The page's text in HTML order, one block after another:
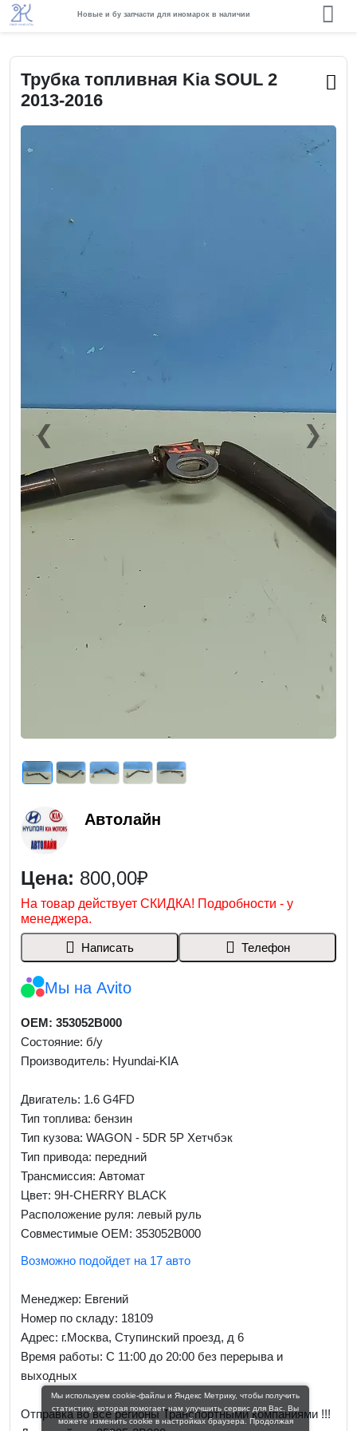
Новые и бу запчасти для иномарок в наличии
Трубка топливная Kia SOUL 2
2013-2016
❮Previous ❯
Next
Автолайн
Цена: 800,00₽
На товар действует СКИДКА! Подробности - у
менеджера.
Написать Телефон
Мы на Avito
OEM: 353052B000
Состояние: б/у
Производитель: Hyundai-KIA
Двигатель: 1.6 G4FD
Тип топлива: бензин
Тип кузова: WAGON - 5DR 5P Хетчбэк
Тип привода: передний
Трансмиссия: Автомат
Цвет: 9H-CHERRY BLACK
Расположение руля: левый руль
Совместимые OEM: 353052B000
Возможно подойдет на 17 авто
Менеджер: Евгений
Номер по складу: 18109
Адрес: г.Москва, Ступинский проезд, д 6
Время работы: С 11:00 до 20:00 без перерыва и
выходных
Отправка во все регионы Транспортными компаниями !!!
Мы используем cookie-файлы и Яндекс Метрику, чтобы получить
статистику, которая помогает нам улучшить сервис для Вас. Вы
можете изменить cookie в настройках браузера. Продолжая